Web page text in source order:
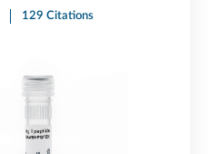
129 Citations